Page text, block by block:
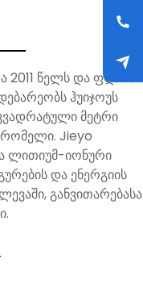
2011 წელს და ფლობს
ჰუიჯოუს
მეტრი
Jieyo
ლითიუმ-იონური
და ენერგიის
განვითარებასა